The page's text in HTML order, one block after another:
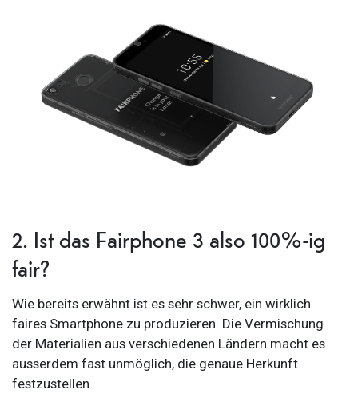
2. Ist das Fairphone 3 also 100%-ig
fair?
Wie bereits erwähnt ist es sehr schwer, ein wirklich
faires Smartphone zu produzieren. Die Vermischung
der Materialien aus verschiedenen Ländern macht es
ausserdem fast unmöglich, die genaue Herkunft
festzustellen.